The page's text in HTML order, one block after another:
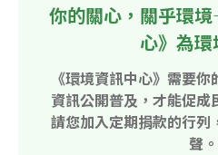
你的關心，關乎環
心》為
《環境資訊中心》需要
資訊公開普及，才能促
請您加入定期捐款的行列
聲。